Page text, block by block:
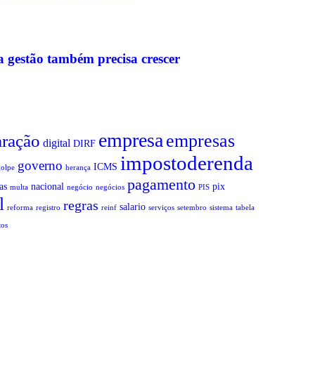
gestão também precisa crescer
digital DIRF empresa empresas
governo herança ICMS impostoderenda
multa nacional negócio negócios pagamento PIS pix
reforma registro regras reinf salario serviços setembro sistema tabela